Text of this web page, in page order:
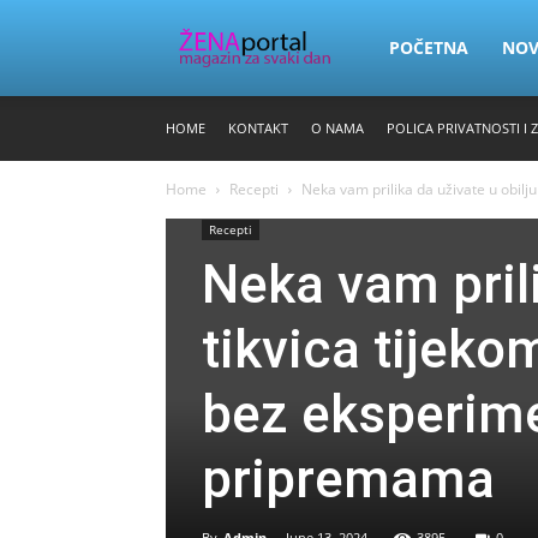
Zena
POČETNA
HOME KONTAKT O NAMA POLICA PRIVATNOSTI I
Home Recepti Neka vam prilika da uživate u
Recepti
Neka vam
tikvica
bez
pripremama